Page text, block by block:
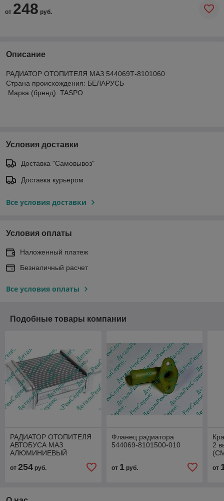
от 248 руб.
Описание
РАДИАТОР ОТОПИТЕЛЯ МАЗ 544069Т-8101060
Страна происхождения: БЕЛАРУСЬ
Марка (бренд): TASPO
Условия доставки
Доставка "Самовывоз"
Доставка курьером
Все условия доставки
Условия оплаты
Наложенный платеж
Безналичный расчет
Все условия оплаты
Подобные товары компании
РАДИАТОР ОТОПИТЕЛЯ
АВТОБУСА МАЗ
АЛЮМИНИЕВЫЙ
от 254 руб.
Фланец радиатора
544069-8101500-010
от 1руб.
2
от